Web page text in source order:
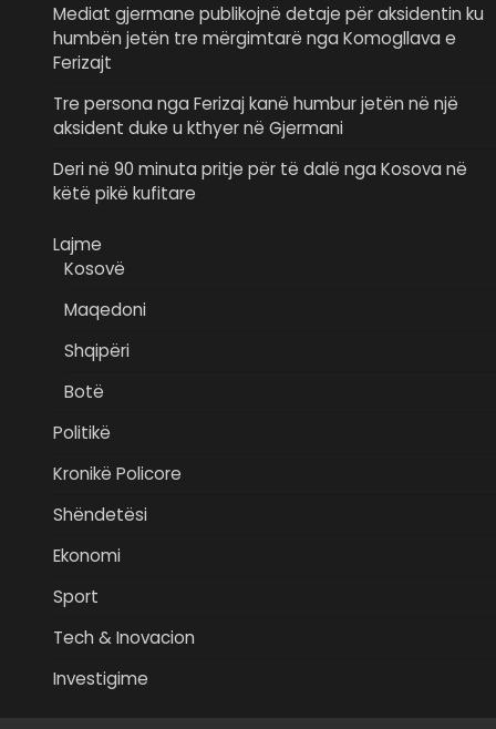
Mediat gjermane publikojnë detaje për aksidentin ku
humbën jetën tre mërgimtarë nga Komogllava e
Ferizajt
Tre persona nga Ferizaj kanë humbur jetën në një
aksident duke u kthyer në Gjermani
Deri në 90 minuta pritje për të dalë nga Kosova në
këtë pikë kufitare
Lajme
Kosovë
Maqedoni
Shqipëri
Botë
Politikë
Kronikë Policore
Shëndetësi
Ekonomi
Sport
Tech & Inovacion
Investigime